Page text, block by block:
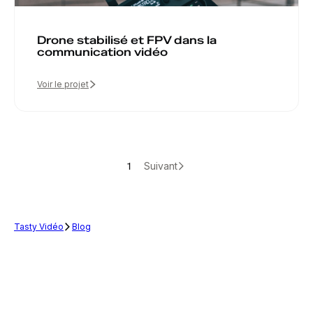
Drone stabilisé et FPV dans la
communication vidéo
Voir le projet
1 Suivant
Tasty Vidéo Blog